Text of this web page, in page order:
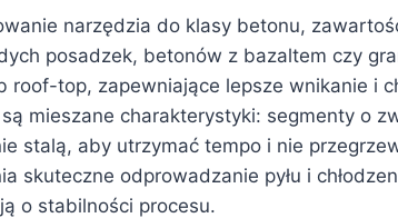
narzędzia do klasy betonu,
posadzek, betonów z bazaltem czy
roof-top, zapewniające lepsze wnikanie i
mieszane charakterystyki: segmenty o
stalą, aby utrzymać tempo i nie
skuteczne odprowadzanie pyłu i
o stabilności procesu.